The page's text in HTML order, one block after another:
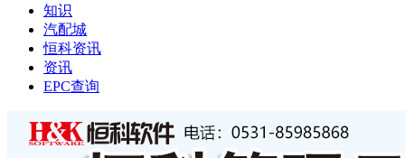
知识
汽配城
恒科资讯
资讯
EPC查询